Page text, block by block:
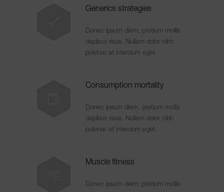
Generics strategies
Donec ipsum diam, pretium mollis
dapibus risus. Nullam dolor nibh
pulvinar at interdum eget.
Consumption mortality
Donec ipsum diam, pretium mollis
dapibus risus. Nullam dolor nibh
pulvinar at interdum eget.
Muscle fitness
Donec ipsum diam, pretium mollis